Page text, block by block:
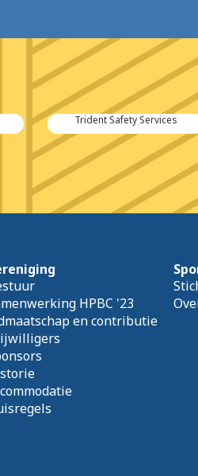
Trident Safety Services
HPBC '23
en contributie